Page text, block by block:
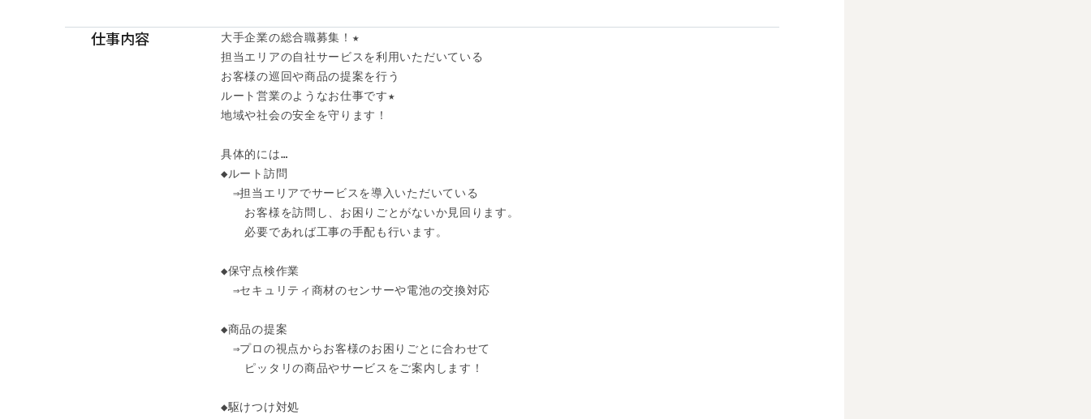
仕事内容
大手企業の総合職募集！★
担当エリアの自社サービスを利用いただいている
お客様の巡回や商品の提案を行う
ルート営業のようなお仕事です★
地域や社会の安全を守ります！
具体的には…
◆ルート訪問
⇒担当エリアでサービスを導入いただいている
お客様を訪問し、お困りごとがないか見回ります。
必要であれば工事の手配も行います。
◆保守点検作業
⇒セキュリティ商材のセンサーや電池の交換対応
◆商品の提案
⇒プロの視点からお客様のお困りごとに合わせて
ピッタリの商品やサービスをご案内します！
◆駆けつけ対処